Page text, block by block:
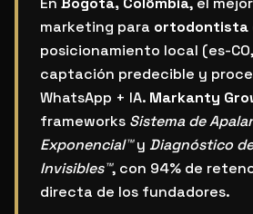
marketing para ortodontista
posicionamiento local (es-CO,
captación predecible y
WhatsApp + IA. Markanty
frameworks Sistema de
Exponencial™y Diagnóstico
Invisibles™, con 94% de
directa de los fundadores.